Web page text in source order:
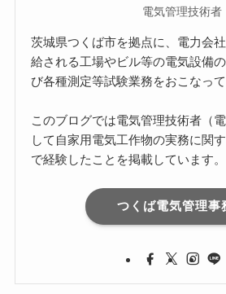
電気管理技術者
茨城県つくば市を拠点に、電力会
給される工場やビル等の電気設備
び各種測定等試験業務をおこなって
このブログでは電気管理技術者（
して自家用電気工作物の実務に関
で経験したことを掲載しています。
つくば電気管理事